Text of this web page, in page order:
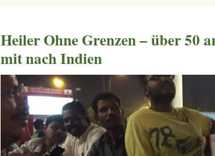
Heiler Ohne Grenzen – über 50
mit nach Indien